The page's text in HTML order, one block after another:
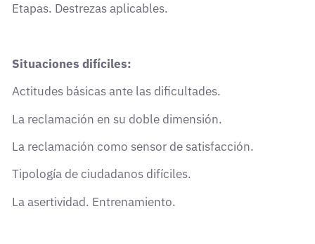
Etapas. Destrezas aplicables.
Situaciones difíciles:
Actitudes básicas ante las dificultades.
La reclamación en su doble dimensión.
La reclamación como sensor de satisfacción.
Tipología de ciudadanos difíciles.
La asertividad. Entrenamiento.